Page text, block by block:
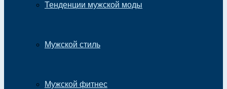
Тенденции мужской моды
Мужской стиль
Мужской фитнес